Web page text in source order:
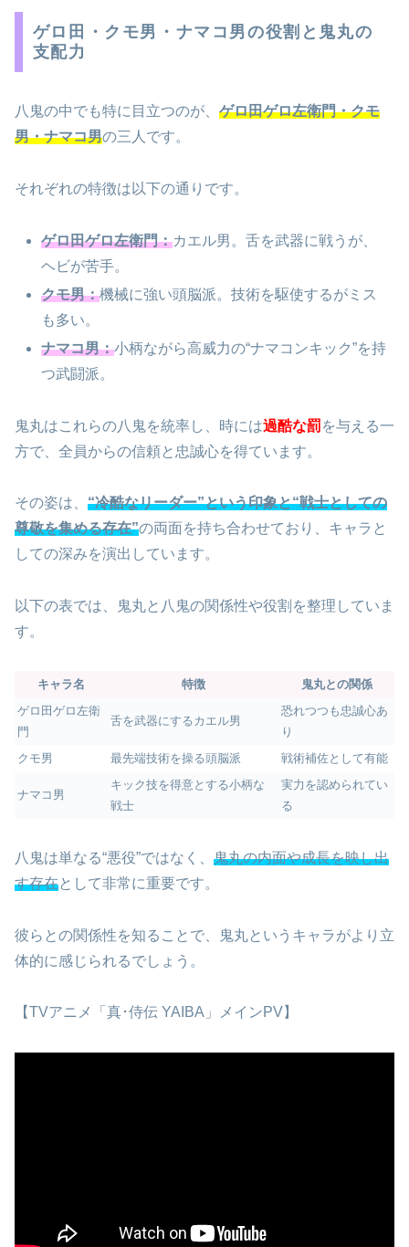
ゲロ田・クモ男・ナマコ男の役割と鬼丸の
支配力
八鬼の中でも特に目立つのが、 ゲロ田ゲロ左衛門・クモ
男・ナマコ男の三人です。
それぞれの特徴は以下の通りです。
ゲロ田ゲロ左衛門：カエル男。舌を武器に戦うが、
ヘビが苦手。
クモ男：機械に強い頭脳派。技術を駆使するがミス
も多い。
ナマコ男：小柄ながら高威力の“ナマコンキック”を持
つ武闘派。
鬼丸はこれらの八鬼を統率し、時には過酷な罰を与える一
方で、全員からの信頼と忠誠心を得ています。
その姿は、 “冷酷なリーダー”という印象と“戦士としての
尊敬を集める存在”の両面を持ち合わせており、キャラと
しての深みを演出しています。
以下の表では、鬼丸と八鬼の関係性や役割を整理していま
す。
キャラ名 特徴
鬼丸との関係
ゲロ田ゲロ左衛
門
舌を武器にするカエル男
恐れつつも忠誠心あ
り
クモ男
最先端技術を操る頭脳派 戦術補佐として有能
ナマコ男
キック技を得意とする小柄な
戦士
実力を認められてい
る
八鬼は単なる“悪役”ではなく、 鬼丸の内面や成長を映し出
す存在として非常に重要です。
彼らとの関係性を知ることで、鬼丸というキャラがより立
体的に感じられるでしょう。
【TVアニメ「真･侍伝 YAIBA」メインPV】